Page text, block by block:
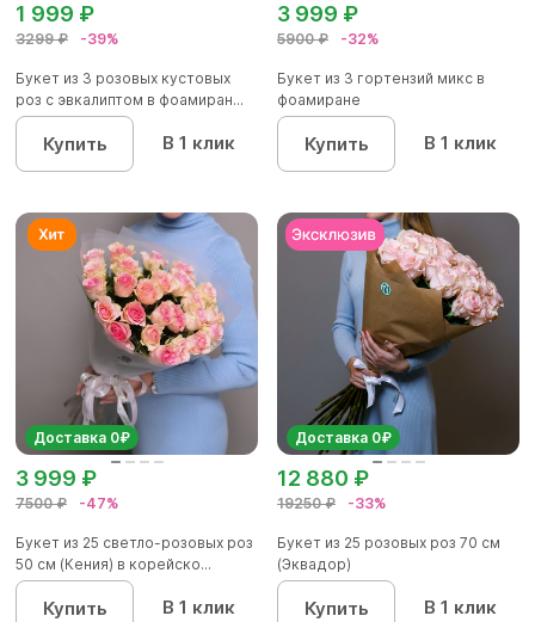
3299 ₽ -39%
1 999 ₽
Букет из 3 розовых кустовых
роз с эвкалиптом в фоамиран...
Купить В 1 клик
5900 ₽ -32%
3 999 ₽
Букет из 3 гортензий микс в
фоамиране
Купить В 1 клик
Доставка 0₽
7500 ₽ -47%
3 999 ₽
Букет из 25 светло-розовых роз
50 см (Кения) в корейско...
Купить В 1 клик
Доставка 0₽
19250 ₽ -33%
12 880 ₽
Букет из 25 розовых роз 70 см
(Эквадор)
Купить В 1 клик